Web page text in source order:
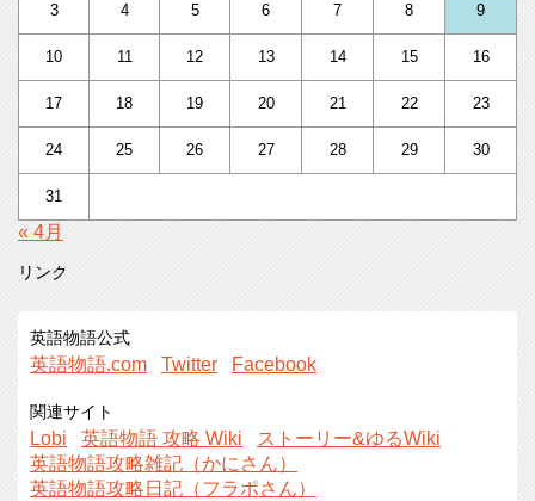
3 4 5 6 7 8 9
10 11 12 13 14 15 16
17 18 19 20 21 22 23
24 25 26 27 28 29 30
31
« 4月
リンク
英語物語公式
英語物語.com Twitter Facebook
関連サイト
Lobi 英語物語 攻略 Wiki
ストーリー&ゆるWiki
英語物語攻略雑記（かにさん）
英語物語攻略日記（フラポさん）